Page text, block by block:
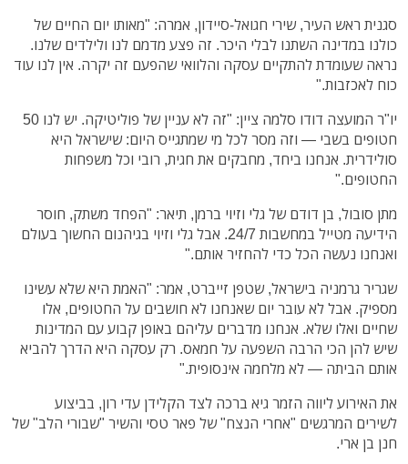
סגנית ראש העיר, שירי חגואל-סיידון, אמרה: "מאותו יום החיים של
כולנו במדינה השתנו לבלי היכר. זה פצע מדמם לנו ולילדים שלנו.
נראה שעומדת להתקיים עסקה והלוואי שהפעם זה יקרה. אין לנו עוד
כוח לאכזבות."
יו"ר המועצה דודו סלמה ציין: "זה לא עניין של פוליטיקה. יש לנו 50
חטופים בשבי — וזה מסר לכל מי שמתגייס היום: שישראל היא
סולידרית. אנחנו ביחד, מחבקים את חגית, רובי וכל משפחות
החטופים."
מתן סובול, בן דודם של גלי וזיוי ברמן, תיאר: "הפחד משתק, חוסר
הידיעה מטייל במחשבות 24/7. אבל גלי וזיוי בגיהנום החשוך בעולם
ואנחנו נעשה הכל כדי להחזיר אותם."
שגריר גרמניה בישראל, שטפן זייברט, אמר: "האמת היא שלא עשינו
מספיק. אבל לא עובר יום שאנחנו לא חושבים על החטופים, אלו
שחיים ואלו שלא. אנחנו מדברים עליהם באופן קבוע עם המדינות
שיש להן הכי הרבה השפעה על חמאס. רק עסקה היא הדרך להביא
אותם הביתה — לא מלחמה אינסופית."
את האירוע ליווה הזמר גיא ברכה לצד הקלידן עדי רון, בביצוע
לשירים המרגשים "אחרי הנצח" של פאר טסי והשיר "שבורי הלב" של
חנן בן ארי.